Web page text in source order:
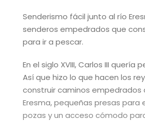
Senderismo fácil junto al río
senderos empedrados que
para ir a pescar.
En el siglo XVIII, Carlos III quería
Así que hizo lo que hacen los
construir caminos empedrados
Eresma, pequeñas presas para
pozas y un acceso cómodo